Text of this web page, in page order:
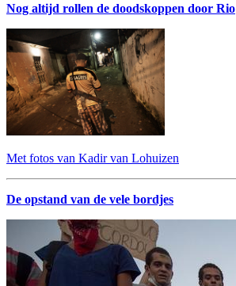
Nog altijd rollen de doodskoppen door Rio
Met fotos van Kadir van Lohuizen
De opstand van de vele bordjes